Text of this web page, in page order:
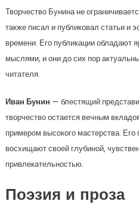
Творчество Бунина не
также писал и публиковал статьи и
времени. Его публикации обладают
мыслями, и они до сих пор
читателя.
Иван Бунин — блестящий
творчество остается вечным
примером высокого мастерства.
восхищают своей глубиной,
привлекательностью.
Поэзия и проза